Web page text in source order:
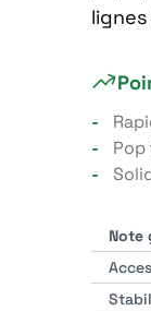
Note